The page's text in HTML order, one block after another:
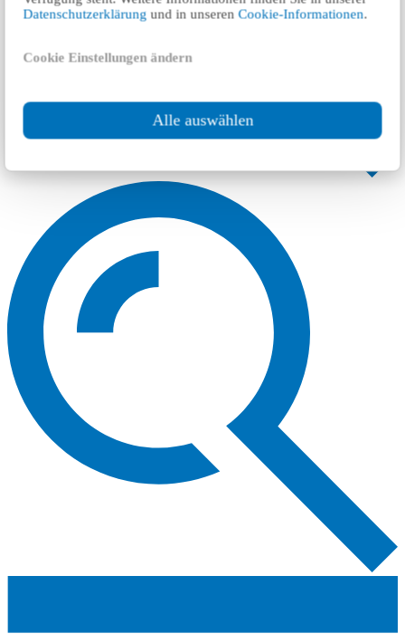
Datenschutzerklärung und in unserenCookie-Informationen.
Cookie Einstellungen ändern
Alle auswählen